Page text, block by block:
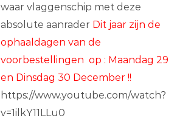
waar vlaggenschip met deze
absolute aanrader Dit jaar zijn de
ophaaldagen van de
voorbestellingen op : Maandag 29
en Dinsdag 30 December !!
https://www.youtube.com/watch?
v=1ilkY11LLu0